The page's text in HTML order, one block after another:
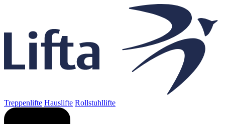
Treppenlifte Hauslifte Rollstuhllifte